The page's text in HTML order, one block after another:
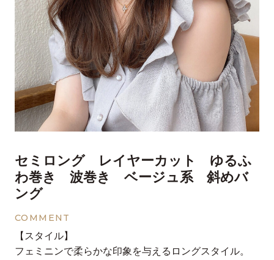
セミロング レイヤーカット ゆるふ
わ巻き 波巻き ベージュ系 斜めバ
ング
COMMENT
【スタイル】
フェミニンで柔らかな印象を与えるロングスタイル。